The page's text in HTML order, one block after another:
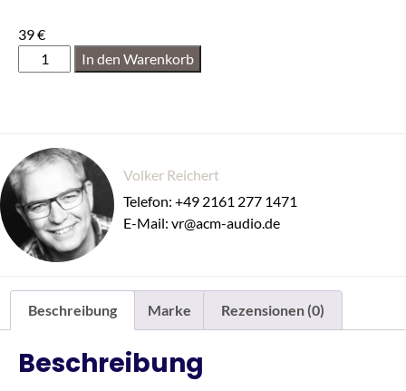
39€
In den Warenkorb
Volker Reichert
Telefon: +49 2161 277 1471
E-Mail: vr@acm-audio.de
Beschreibung Marke Rezensionen (0)
Beschreibung